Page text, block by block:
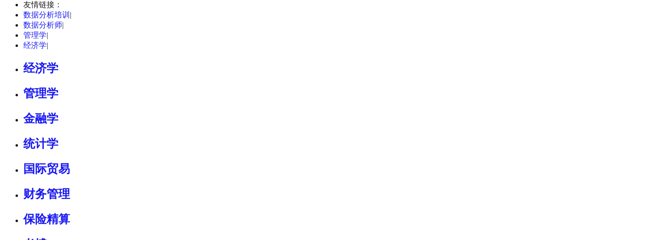
友情链接：
数据分析培训 |
数据分析师|
管理学|
经济学|
经济学
管理学
金融学
统计学
国际贸易
财务管理
保险精算